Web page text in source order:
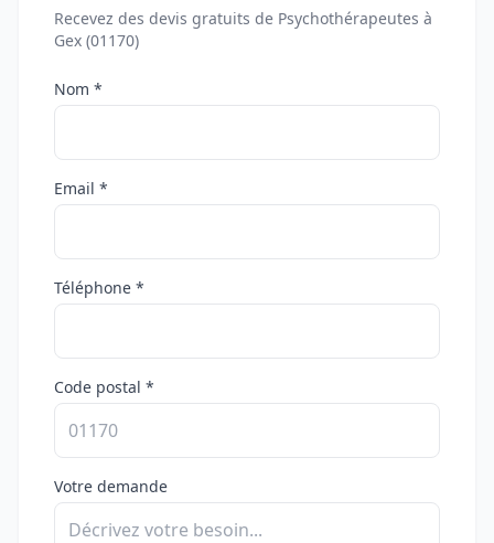
Recevez des devis gratuits de Psychothérapeutes à
Gex (01170)
Nom *
Email *
Téléphone *
Code postal *
Votre demande